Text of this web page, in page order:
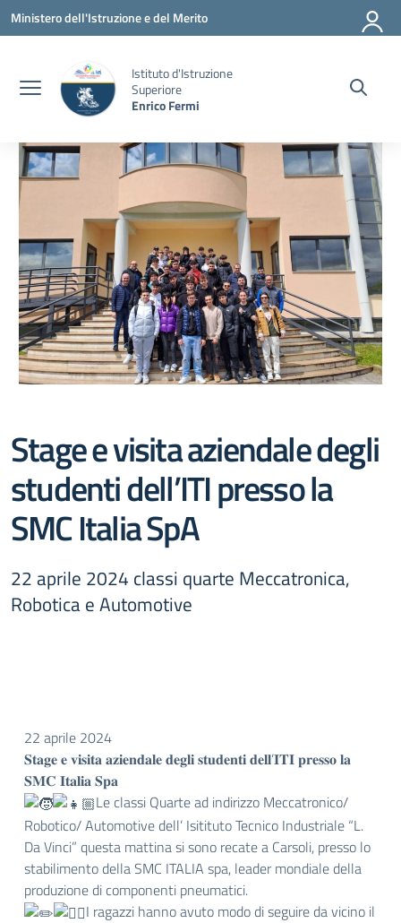
Vai ai contenuti
Vai al menu di navigazione
Vai al footer
Ministero dell'Istruzione e del Merito
Istituto d'Istruzione
Superiore
Enrico Fermi
Stage e visita aziendale degli
studenti dell’ITI presso la
SMC Italia SpA
22 aprile 2024 classi quarte Meccatronica,
Robotica e Automotive
22 aprile 2024
𝐒𝐭𝐚𝐠𝐞 𝐞 𝐯𝐢𝐬𝐢𝐭𝐚 𝐚𝐳𝐢𝐞𝐧𝐝𝐚𝐥𝐞 𝐝𝐞𝐠𝐥𝐢 𝐬𝐭𝐮𝐝𝐞𝐧𝐭𝐢 𝐝𝐞𝐥𝐥’𝐈𝐓𝐈 𝐩𝐫𝐞𝐬𝐬𝐨 𝐥𝐚
𝐒𝐌𝐂 𝐈𝐭𝐚𝐥𝐢𝐚 𝐒𝐩𝐚
Le classi Quarte ad indirizzo Meccatronico/
Robotico/ Automotive dell’ Isitituto Tecnico Industriale “L.
Da Vinci” questa mattina si sono recate a Carsoli, presso lo
stabilimento della SMC ITALIA spa, leader mondiale della
produzione di componenti pneumatici.
I ragazzi hanno avuto modo di seguire da vicino il